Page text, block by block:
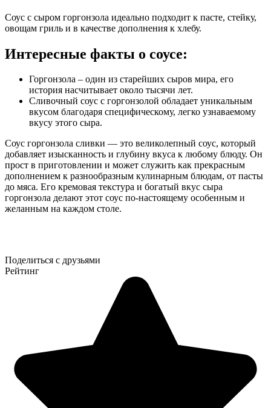
Соус с сыром горгонзола идеально подходит к пасте, стейку,
овощам гриль и в качестве дополнения к хлебу.
Интересные факты о соусе:
Горгонзола – один из старейших сыров мира, его
история насчитывает около тысячи лет.
Сливочный соус с горгонзолой обладает уникальным
вкусом благодаря специфическому, легко узнаваемому
вкусу этого сыра.
Соус горгонзола сливки — это великолепный соус, который
добавляет изысканность и глубину вкуса к любому блюду. Он
прост в приготовлении и может служить как прекрасным
дополнением к разнообразным кулинарным блюдам, от пасты
до мяса. Его кремовая текстура и богатый вкус сыра
горгонзола делают этот соус по-настоящему особенным и
желанным на каждом столе.
Поделиться с друзьями
Рейтинг